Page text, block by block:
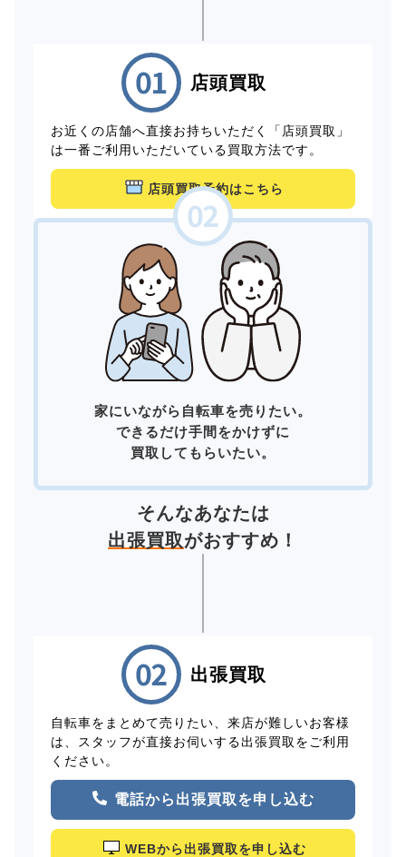
店頭買取
お近くの店舗へ直接お持ちいただく「店頭買取」
は一番ご利用いただいている買取方法です。
店頭買取予約はこちら
家にいながら自転車を売りたい。
できるだけ手間をかけずに
買取してもらいたい。
そんなあなたは
出張買取がおすすめ！
出張買取
自転車をまとめて売りたい、来店が難しいお客様
は、スタッフが直接お伺いする出張買取をご利用
ください。
電話から出張買取を申し込む
WEBから出張買取を申し込む